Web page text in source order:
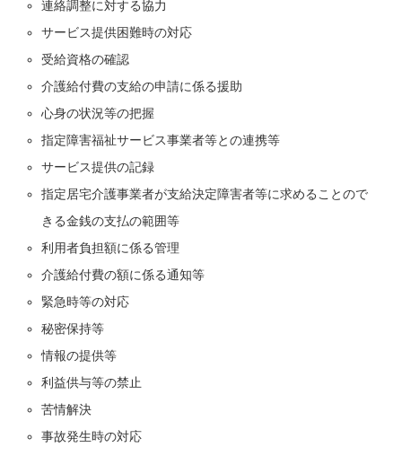
連絡調整に対する協力
サービス提供困難時の対応
受給資格の確認
介護給付費の支給の申請に係る援助
心身の状況等の把握
指定障害福祉サービス事業者等との連携等
サービス提供の記録
指定居宅介護事業者が支給決定障害者等に求めることので
きる金銭の支払の範囲等
利用者負担額に係る管理
介護給付費の額に係る通知等
緊急時等の対応
秘密保持等
情報の提供等
利益供与等の禁止
苦情解決
事故発生時の対応